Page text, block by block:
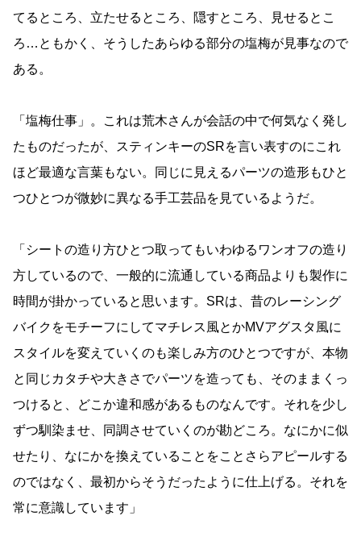
てるところ、立たせるところ、隠すところ、見せるとこ
ろ…ともかく、そうしたあらゆる部分の塩梅が見事なので
ある。
「塩梅仕事」。これは荒木さんが会話の中で何気なく発し
たものだったが、スティンキーのSRを言い表すのにこれ
ほど最適な言葉もない。同じに見えるパーツの造形もひと
つひとつが微妙に異なる手工芸品を見ているようだ。
「シートの造り方ひとつ取ってもいわゆるワンオフの造り
方しているので、一般的に流通している商品よりも製作に
時間が掛かっていると思います。SRは、昔のレーシング
バイクをモチーフにしてマチレス風とかMVアグスタ風に
スタイルを変えていくのも楽しみ方のひとつですが、本物
と同じカタチや大きさでパーツを造っても、そのままくっ
つけると、どこか違和感があるものなんです。それを少し
ずつ馴染ませ、同調させていくのが勘どころ。なにかに似
せたり、なにかを換えていることをことさらアピールする
のではなく、最初からそうだったように仕上げる。それを
常に意識しています」